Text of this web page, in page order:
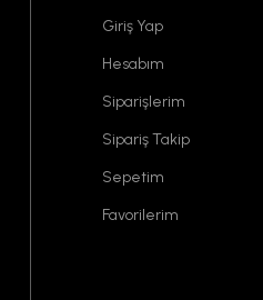
Giriş Yap
Hesabım
Siparişlerim
Sipariş Takip
Sepetim
Favorilerim